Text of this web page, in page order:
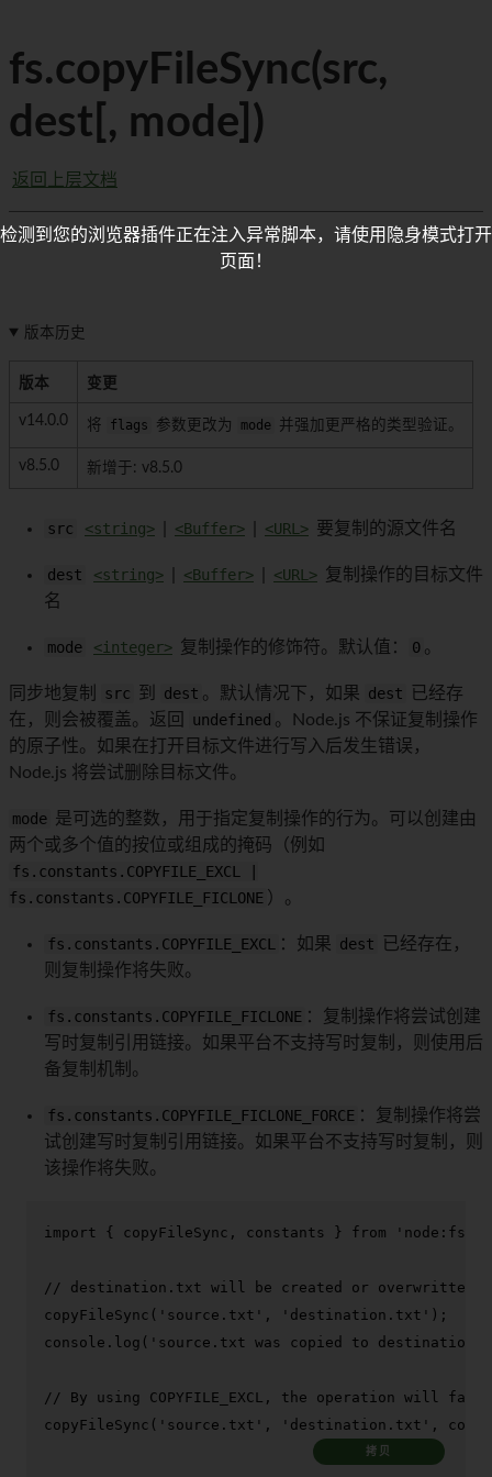
fs.copyFileSync(src,
dest[, mode])
返回上层文档
版本历史
版本 变更
v14.0.0 将 flags 参数更改为 mode 并强加更严格的类型验证。
v8.5.0 新增于: v8.5.0
src <string> <Buffer> <URL> 要复制的源文件名
dest <string> <Buffer> <URL> 复制操作的目标文件
名
mode <integer> 复制操作的修饰符。默认值： 0 。
同步地复制 src 到 dest 。默认情况下，如果 dest
已经存
在，则会被覆盖。返回
undefined 。Node.js 不保证复制操作
的原子性。如果在打开目标文件进行写入后发生错误，
Node.js 将尝试删除目标文件。
mode 是可选的整数，用于指定复制操作的行为。可以创建由
两个或多个值的按位或组成的掩码（例如
fs.constants.COPYFILE_EXCL |
fs.constants.COPYFILE_FICLONE ）。
fs.constants.COPYFILE_EXCL ：如果 dest
已经存在，
则复制操作将失败。
fs.constants.COPYFILE_FICLONE ：复制操作将尝试创建
写时复制引用链接。如果平台不支持写时复制，则使用后
备复制机制。
fs.constants.COPYFILE_FICLONE_FORCE ：复制操作将尝
试创建写时复制引用链接。如果平台不支持写时复制，则
该操作将失败。
import { copyFileSync, constants } from 'node:fs'
// destination.txt will be created or overwritten
copyFileSync ( 'source.txt' , 'destination.txt'
console . log ( 'source.txt was copied to
// By using COPYFILE_EXCL, the operation will
copyFileSync ( 'source.txt' , 'destination.txt' ,
拷贝
检测到您的浏览器插件正在注入异常脚本，请使用隐身模式打开
页面！